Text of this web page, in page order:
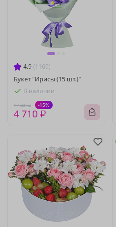
4.9 (1169)
Букет "Ирисы (15 шт.)"
В наличии
5 540 ₽ -15%
4 710 ₽